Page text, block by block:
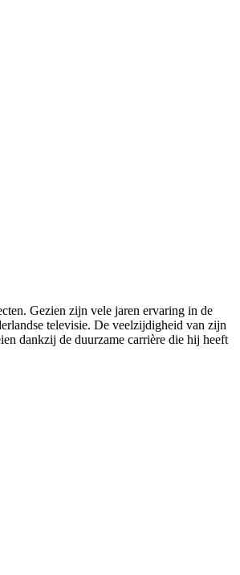
Gezien zijn vele jaren ervaring in de
televisie. De veelzijdigheid van zijn
dankzij de duurzame carrière die hij heeft